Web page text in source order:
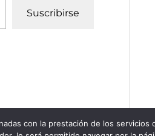
Suscribirse
con la prestación de los